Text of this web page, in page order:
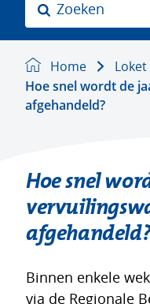
e
Home Loket
Hoe snel wordt de
afgehandeld?
Hoe snel
Binnen enkele
via de Regionale